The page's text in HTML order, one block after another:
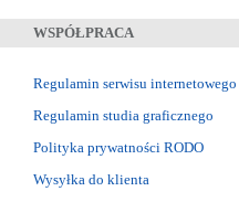
WSPÓŁPRACA
Regulamin serwisu internetowego
Regulamin studia graficznego
Polityka prywatności RODO
Wysyłka do klienta